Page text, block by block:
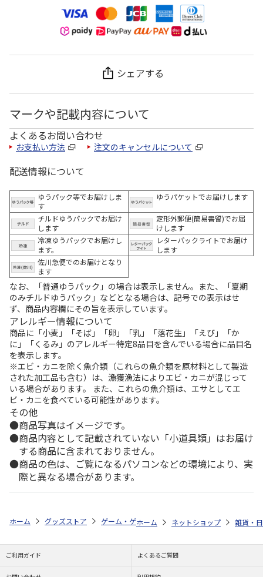
シェアする
マークや記載内容について
よくあるお問い合わせ
お支払い方法 注文のキャンセルについて
配送情報について
ゆうパック等でお届けしま
す
ゆうパケットでお届けします
チルドゆうパックでお届け
します
定形外郵便(簡易書留)でお届
けします
冷凍ゆうパックでお届けし
ます。
レターパックライトでお届け
します
佐川急便でのお届けとなり
ます
なお、「普通ゆうパック」の場合は表示しません。また、「夏期
のみチルドゆうパック」などとなる場合は、記号での表示はせ
ず、商品内容欄にその旨を表示しています。
アレルギー情報について
商品に「小麦」「そば」「卵」「乳」「落花生」「えび」「か
に」「くるみ」のアレルギー特定8品目を含んでいる場合に品目名
を表示します。
※エビ・カニを除く魚介類（これらの魚介類を原材料として製造
された加工品も含む）は、漁獲漁法によりエビ・カニが混じって
いる場合があります。 また、これらの魚介類は、エサとしてエ
ビ・カニを食べている可能性があります。
その他
商品写真はイメージです。
商品内容として記載されていない「小道具類」はお届け
する商品に含まれておりません。
商品の色は、ご覧になるパソコンなどの環境により、実
際と異なる場合があります。
ホーム グッズストア ゲーム・ゲームキャラクター 英雄伝説 軌跡シ
ホーム ネットショップ 雑貨・
ご利用ガイド よくあるご質問